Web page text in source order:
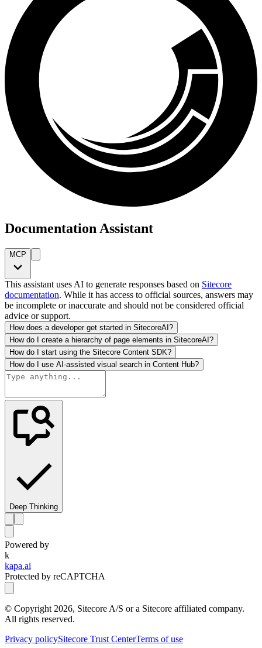
Documentation Assistant
MCP
This assistant uses AI to generate responses based on Sitecore
documentation. While it has access to official sources, answers may
be incomplete or inaccurate and should not be considered official
advice or support.
How does a developer get started in SitecoreAI?
How do I create a hierarchy of page elements in SitecoreAI?
How do I start using the Sitecore Content SDK?
How do I use AI-assisted visual search in Content Hub?
Deep Thinking
Powered by
k
kapa.ai
Protected by reCAPTCHA
© Copyright 2026, Sitecore A/S or a Sitecore affiliated company.
All rights reserved.
Privacy policySitecore Trust CenterTerms of use